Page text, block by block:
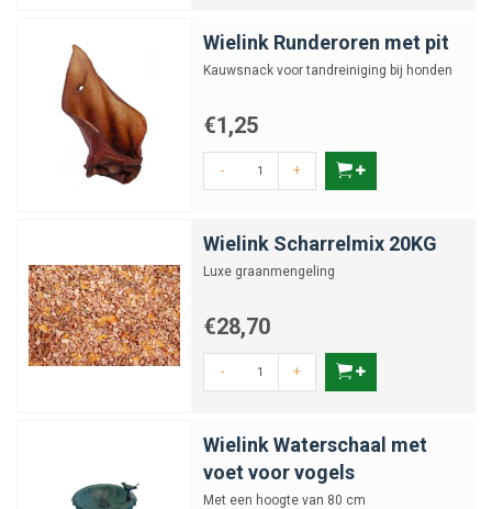
Wielink Runderoren met pit
Kauwsnack voor tandreiniging bij honden
€1,25
- +
Wielink Scharrelmix 20KG
Luxe graanmengeling
€28,70
- +
Wielink Waterschaal met
voet voor vogels
Met een hoogte van 80 cm